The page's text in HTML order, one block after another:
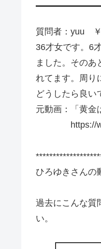
質問者：yuu
36才女です。6
ました。そのあ
れてます。周り
どうしたら良
元動画：「黄金
https://
ひろゆきさんの
過去にこんな質
い。